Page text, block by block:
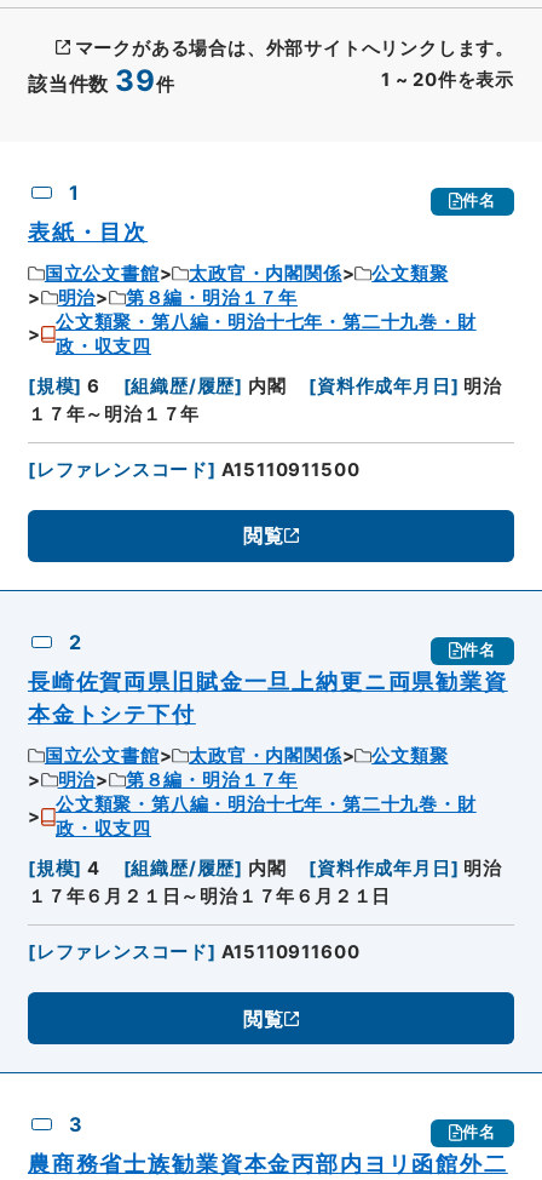
該当件数 39件 1 ~ 20件を表示
マークがある場合は、外部サイトへリンクします。
1 件名
表紙・目次
国立公文書館 太政官・内閣関係
公文類聚
明治
第８編・明治１７年
公文類聚・第八編・明治十七年・第二十九巻・財
政・収支四
[規模] 6 [組織歴/履歴] 内閣 [資料作成年月日 ] 明治
１７年～明治１７年
[レファレンスコード] A15110911500
閲覧
2 件名
長崎佐賀両県旧賦金一旦上納更ニ両県勧業資
本金トシテ下付
国立公文書館 太政官・内閣関係
公文類聚
明治
第８編・明治１７年
公文類聚・第八編・明治十七年・第二十九巻・財
政・収支四
[規模] 4 [組織歴/履歴] 内閣 [資料作成年月日 ] 明治
１７年６月２１日～明治１７年６月２１日
[レファレンスコード] A15110911600
閲覧
3 件名
農商務省士族勧業資本金丙部内ヨリ函館外二